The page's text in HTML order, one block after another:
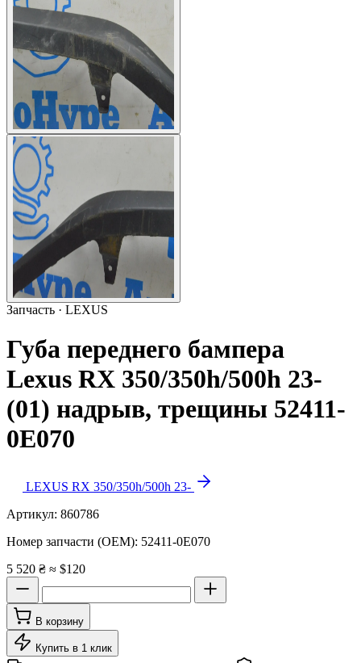
Запчасть · LEXUS
Губа переднего бампера
Lexus RX 350/350h/500h 23-
(01) надрыв, трещины 52411-
0E070
LEXUS RX 350/350h/500h 23-
Артикул: 860786
Номер запчасти (OEM): 52411-0E070
5 520 ₴ ≈ $120
В корзину
Купить в 1 клик